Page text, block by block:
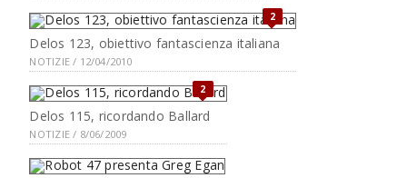
2
Delos 123, obiettivo fantascienza italiana
NOTIZIE / 12/04/2010
2
Delos 115, ricordando Ballard
NOTIZIE / 8/06/2009